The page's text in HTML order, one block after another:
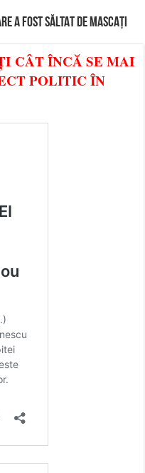
A FOST SĂLTAT DE MASCAȚI
CÂT ÎNCĂ SE MAI
POLITIC ÎN